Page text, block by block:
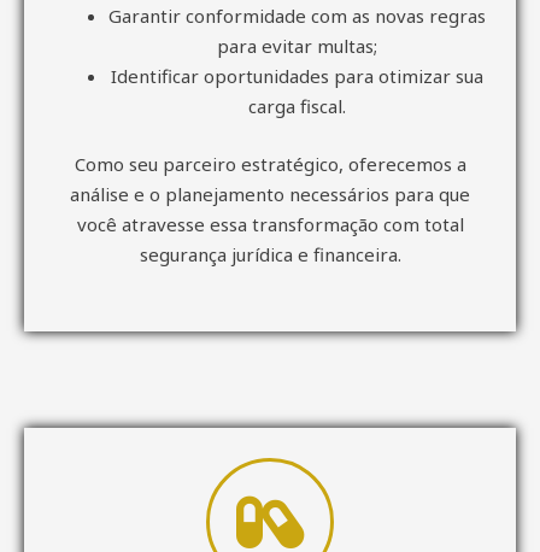
Garantir conformidade com as novas regras
para evitar multas;
Identificar oportunidades para otimizar sua
carga fiscal.
Como seu parceiro estratégico, oferecemos a
análise e o planejamento necessários para que
você atravesse essa transformação com total
segurança jurídica e financeira.